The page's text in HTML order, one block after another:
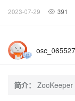
2023-07-29 391
简介： ZooKeeper